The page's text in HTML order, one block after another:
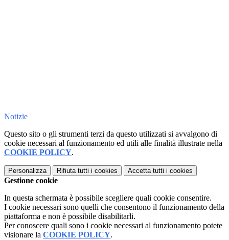
Notizie
Questo sito o gli strumenti terzi da questo utilizzati si avvalgono di
cookie necessari al funzionamento ed utili alle finalità illustrate nella
COOKIE POLICY.
Personalizza Rifiuta tutti i cookies Accetta tutti i cookies
Gestione cookie
In questa schermata è possibile scegliere quali cookie consentire.
I cookie necessari sono quelli che consentono il funzionamento della
piattaforma e non è possibile disabilitarli.
Per conoscere quali sono i cookie necessari al funzionamento potete
visionare la COOKIE POLICY.